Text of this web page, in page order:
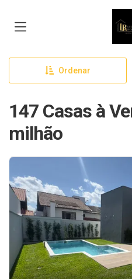
Ordenar
147 Casas à
milhão